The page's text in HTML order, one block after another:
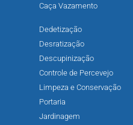
Caça Vazamento
Dedetização
Desratização
Descupinização
Controle de Percevejo
Limpeza e Conservação
Portaria
Jardinagem